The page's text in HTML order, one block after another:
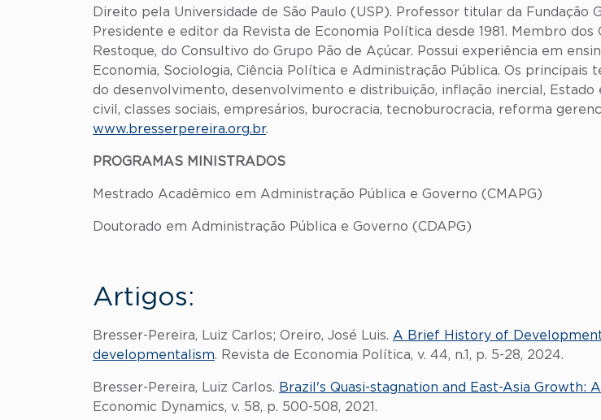
Direito pela Universidade de São Paulo (USP). Professor titular da Fundação
Presidente e editor da Revista de Economia Política desde 1981. Membro
Restoque, do Consultivo do Grupo Pão de Açúcar. Possui experiência em
Economia, Sociologia, Ciência Política e Administração Pública. Os
do desenvolvimento, desenvolvimento e distribuição, inflação inercial, Estado
civil, classes sociais, empresários, burocracia, tecnoburocracia, reforma
www.bresserpereira.org.br.
PROGRAMAS MINISTRADOS
Mestrado Acadêmico em Administração Pública e Governo (CMAPG)
Doutorado em Administração Pública e Governo (CDAPG)
Artigos:
Bresser-Pereira, Luiz Carlos; Oreiro, José Luis. A Brief History of
developmentalism. Revista de Economia Política, v. 44, n.1, p. 5-28, 2024.
Bresser-Pereira, Luiz Carlos. Brazil's Quasi-stagnation and East-Asia Growth:
Economic Dynamics, v. 58, p. 500-508, 2021.